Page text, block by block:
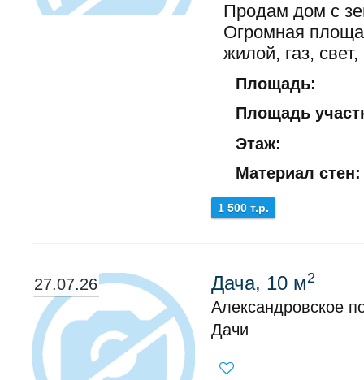
Продам дом с
Огромная
жилой, газ,
Площадь:
Площадь
Этаж:
Материал стен:
1 500 т.р.
27.07.26 Дача, 10 м2
Александровское
Дачи